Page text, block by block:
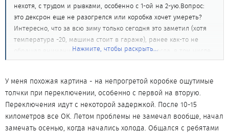
нехотя, с трудом и рывками, особенно с 1-ой на 2-ую.Вопрос:
это дексрон еще не разогрелся или коробка хочет умереть?
Интересно, что за всю зиму только сегодня это заметил (хотя
температура -20, машина стоит в гараже), ранее как-то не
обращал внимание. Совсем недавно менял масла, в том числе
и в коробке. Делал на стенде (в "Бегемоте") с предварительной
что это Dexron III, кстати что за масло такое?). ПРи дальнейшем
прогреве передачи включаются без рывков и в назначенный
момент.
Нажмите, чтобы раскрыть...
У меня похожая картина - на непрогретой коробке ощутимые
толчки при переключении, особенно с первой на вторую.
Переключения идут с некоторой задержкой. После 10-15
километров все ОК. Летом проблемы не замечал вообще, начал
замечать осенью, когда начались холода. Общался с ребятами